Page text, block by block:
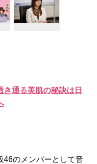
通る美肌の秘訣は日
46のメンバーとして音